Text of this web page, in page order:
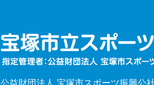
公益財団法人 宝塚市スポーツ振興公